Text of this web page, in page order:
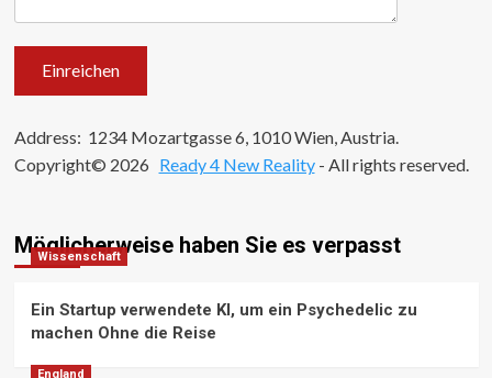
Address: 1234 Mozartgasse 6, 1010 Wien, Austria.
Copyright© 2026 Ready 4 New Reality- All rights reserved.
Möglicherweise haben Sie es verpasst
Wissenschaft
Ein Startup verwendete KI, um ein Psychedelic zu
machen Ohne die Reise
England